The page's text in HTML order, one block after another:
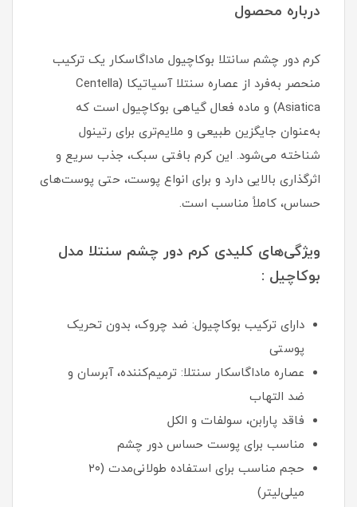
درباره محصول
کرم دور چشم سانتلا بوکاچیول ماداگاسکار یک ترکیب
منحصر به‌فرد از عصاره سنتلا آسیاتیکا (Centella
Asiatica) و ماده فعال گیاهی بوکاچیول است که
به‌عنوان جایگزین طبیعی و ملایم‌تری برای رتینول
شناخته می‌شود. این کرم بافتی سبک، جذب سریع و
اثرگذاری بالایی دارد و برای انواع پوست، حتی پوست‌های
حساس، کاملاً مناسب است.
ویژگی‌های کلیدی کرم دور چشم سنتلا مدل
بوکاچیل :
دارای ترکیب بوکاچیول: ضد چروک، بدون تحریک
پوستی
عصاره ماداگاسکار سنتلا: ترمیم‌کننده، آبرسان و
ضد التهاب
فاقد پارابن، سولفات و الکل
مناسب برای پوست حساس دور چشم
حجم مناسب برای استفاده طولانی‌مدت (۲۰
میلی‌لیتر)